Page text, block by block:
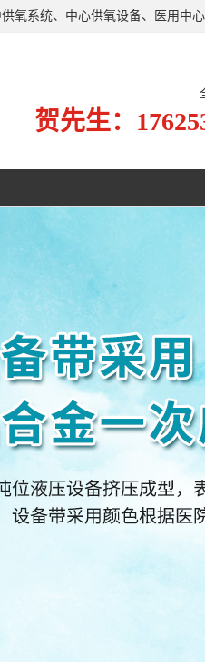
氧系统、中心供氧设备、医用中
了严格的生产、施工标准。
贺先生：